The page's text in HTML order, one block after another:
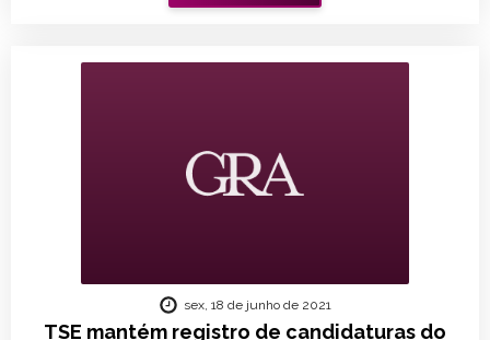
TSE mantém registro de candidaturas do
sex, 18 de junho de 2021